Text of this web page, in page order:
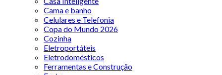
Cama e banho
Celulares e Telefonia
Copa do Mundo 2026
Cozinha
Eletroportáteis
Eletrodomésticos
Ferramentas e Construção